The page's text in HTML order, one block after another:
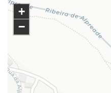
+
−